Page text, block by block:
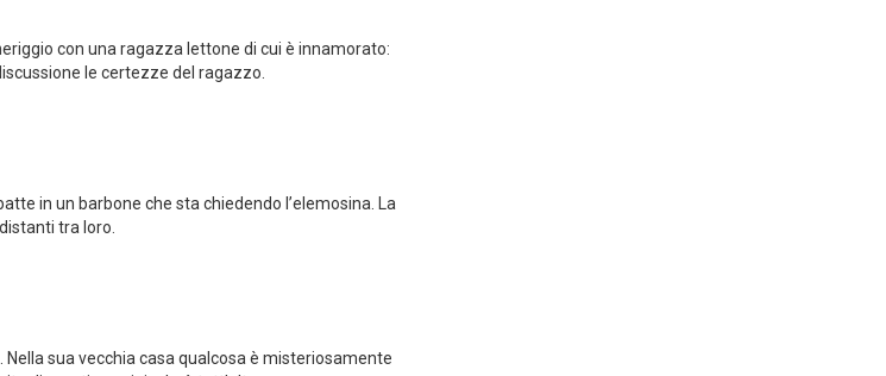
con una ragazza lettone di cui è innamorato:
le certezze del ragazzo.
in un barbone che sta chiedendo l’elemosina. La
tra loro.
sua vecchia casa qualcosa è misteriosamente